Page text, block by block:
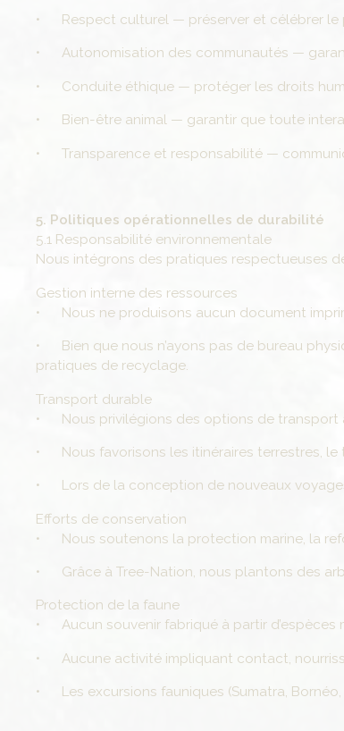
• Respect culturel — préserver et célébrer le
• Autonomisation des communautés —
• Conduite éthique — protéger les droits
• Bien-être animal — garantir que toute
• Transparence et responsabilité —
5. Politiques opérationnelles de durabilité
5.1 Responsabilité environnementale
Nous intégrons des pratiques respectueuses
Gestion interne des ressources
• Nous ne produisons aucun document
• Bien que nous n’ayons pas de bureau
pratiques de recyclage.
Transport durable
• Nous privilégions des options de transport
• Nous favorisons les itinéraires terrestres,
• Lors de la conception de nouveaux
Efforts de conservation
• Nous soutenons la protection marine, la
• Grâce à Tree-Nation, nous plantons des
Protection de la faune
• Aucun souvenir fabriqué à partir d’espèces
• Aucune activité impliquant contact,
• Les excursions fauniques (Sumatra,